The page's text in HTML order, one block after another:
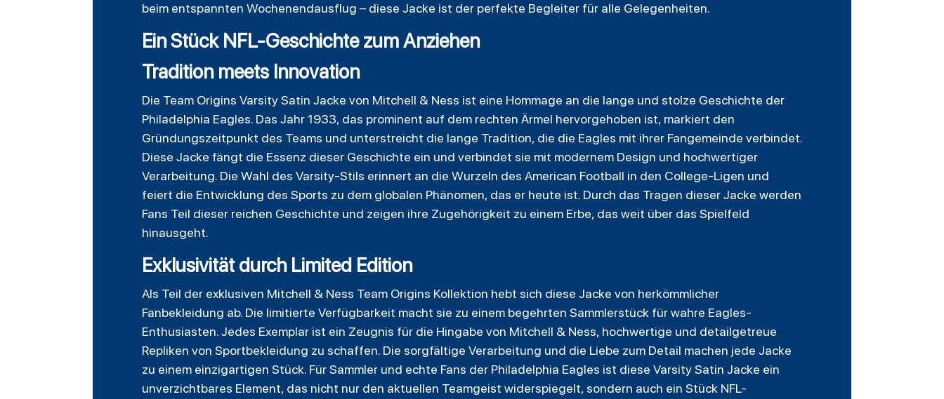
beim entspannten Wochenendausflug – diese Jacke ist der perfekte Begleiter für alle Gelegenheiten.
Ein Stück NFL-Geschichte zum Anziehen
Tradition meets Innovation
Die Team Origins Varsity Satin Jacke von Mitchell & Ness ist eine Hommage an die lange und stolze Geschichte der
Philadelphia Eagles. Das Jahr 1933, das prominent auf dem rechten Ärmel hervorgehoben ist, markiert den
Gründungszeitpunkt des Teams und unterstreicht die lange Tradition, die die Eagles mit ihrer Fangemeinde verbindet.
Diese Jacke fängt die Essenz dieser Geschichte ein und verbindet sie mit modernem Design und hochwertiger
Verarbeitung. Die Wahl des Varsity-Stils erinnert an die Wurzeln des American Football in den College-Ligen und
feiert die Entwicklung des Sports zu dem globalen Phänomen, das er heute ist. Durch das Tragen dieser Jacke werden
Fans Teil dieser reichen Geschichte und zeigen ihre Zugehörigkeit zu einem Erbe, das weit über das Spielfeld
hinausgeht.
Exklusivität durch Limited Edition
Als Teil der exklusiven Mitchell & Ness Team Origins Kollektion hebt sich diese Jacke von herkömmlicher
Fanbekleidung ab. Die limitierte Verfügbarkeit macht sie zu einem begehrten Sammlerstück für wahre Eagles-
Enthusiasten. Jedes Exemplar ist ein Zeugnis für die Hingabe von Mitchell & Ness, hochwertige und detailgetreue
Repliken von Sportbekleidung zu schaffen. Die sorgfältige Verarbeitung und die Liebe zum Detail machen jede Jacke
zu einem einzigartigen Stück. Für Sammler und echte Fans der Philadelphia Eagles ist diese Varsity Satin Jacke ein
unverzichtbares Element, das nicht nur den aktuellen Teamgeist widerspiegelt, sondern auch ein Stück NFL-